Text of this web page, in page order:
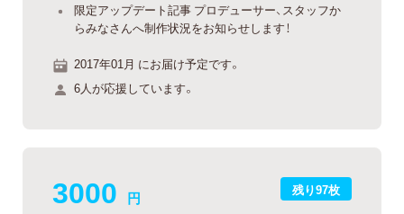
限定アップデート記事 プロデューサー、スタッフか
らみなさんへ制作状況をお知らせします！
2017年01月 にお届け予定です。
6人が応援しています。
残り97枚
3000 円